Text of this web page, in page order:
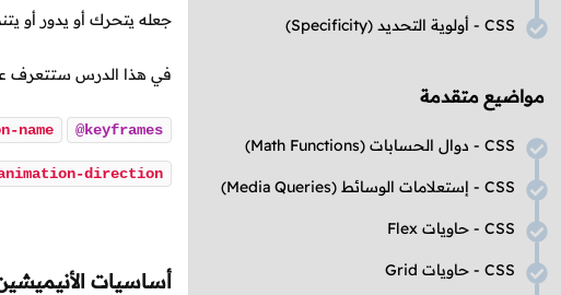
CSS - أولوية التحديد (Specificity)
مواضيع متقدمة
CSS - دوال الحسابات (Math Functions)
CSS - إستعلامات الوسائط (Media Queries)
CSS - حاويات Flex
CSS - حاويات Grid
جعله يتحرك أو يدور أو
في هذا الدرس ستتعرف
@keyframes
name
direction
أساسيات